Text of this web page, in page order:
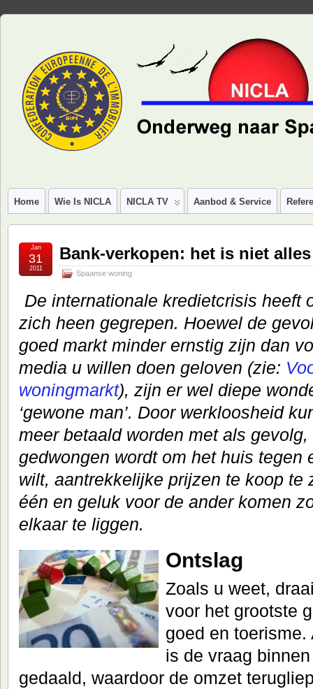
Home Wie Is NICLA NICLA TV Aanbod & Service
Bank-verkopen: het is niet
Spaanse woning
Jan
31
2011
De internationale kredietcrisis heeft
zich heen gegrepen. Hoewel de
goed markt minder ernstig zijn dan
media u willen doen geloven (zie:
woningmarkt), zijn er wel diepe
‘gewone man’. Door werkloosheid
meer betaald worden met als
gedwongen wordt om het huis tegen
wilt, aantrekkelijke prijzen te koop te
één en geluk voor de ander komen
elkaar te liggen.
Ontslag
Zoals u weet,
voor het grootste
goed en
is de vraag
gedaald, waardoor de omzet